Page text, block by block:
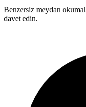
Benzersiz meydan
davet edin.